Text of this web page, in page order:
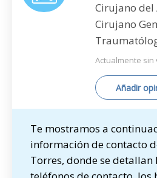
Cirujano del
Cirujano
Actualmente sin
Añadir
Te mostramos a
información de contacto
Torres, donde se detallan